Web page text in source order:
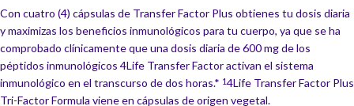
Con cuatro (4) cápsulas de Transfer Factor Plus obtienes tu dosis diaria
y maximizas los beneficios inmunológicos para tu cuerpo, ya que se ha
comprobado clínicamente que una dosis diaria de 600 mg de los
péptidos inmunológicos 4Life Transfer Factor activan el sistema
inmunológico en el transcurso de dos horas.* 1 4Life Transfer Factor Plus
Tri-Factor Formula viene en cápsulas de origen vegetal.